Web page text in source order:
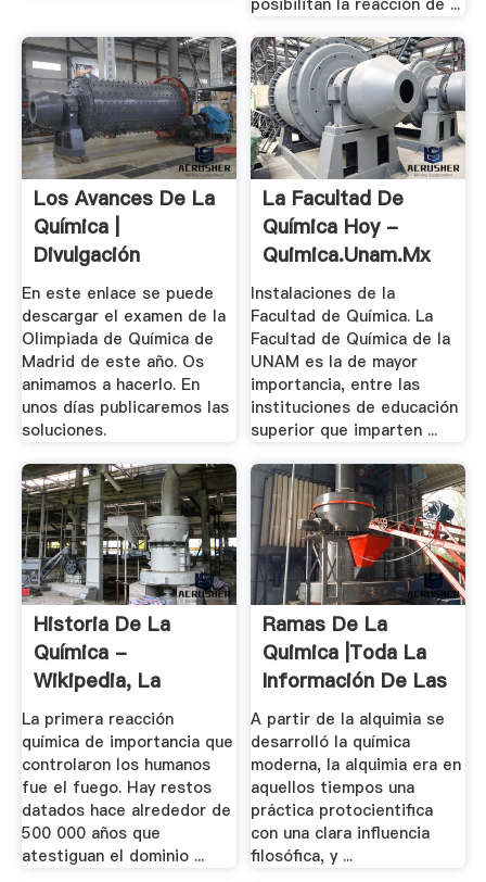
Los Avances De La
Química |
Divulgación
Científica
En este enlace se puede
descargar el examen de la
Olimpiada de Química de
Madrid de este año. Os
animamos a hacerlo. En
unos días publicaremos las
soluciones.
La Facultad De
Química Hoy -
Quimica.unam.mx
Instalaciones de la
Facultad de Química. La
Facultad de Química de la
UNAM es la de mayor
importancia, entre las
instituciones de educación
superior que imparten ...
Historia De La
Química -
Wikipedia, La
Enciclopedia .
La primera reacción
química de importancia que
controlaron los humanos
fue el fuego. Hay restos
datados hace alrededor de
500 000 años que
atestiguan el dominio ...
Ramas De La
Quimica |Toda La
Información De Las
.
A partir de la alquimia se
desarrolló la química
moderna, la alquimia era en
aquellos tiempos una
práctica protocientifica
con una clara influencia
filosófica, y ...